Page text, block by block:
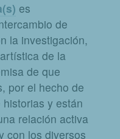
es
de
la investigación,
de la
de que
por el hecho de
y están
relación activa
con los diversos